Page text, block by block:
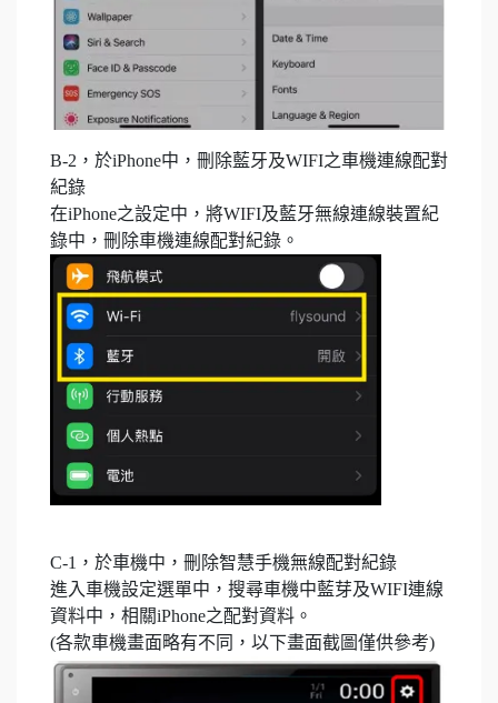
B-2，於iPhone中，刪除藍牙及WIFI之車機連線配對
紀錄
在iPhone之設定中，將WIFI及藍牙無線連線裝置紀
錄中，刪除車機連線配對紀錄。
C-1，於車機中，刪除智慧手機無線配對紀錄
進入車機設定選單中，搜尋車機中藍芽及WIFI連線
資料中，相關iPhone之配對資料。
(各款車機畫面略有不同，以下畫面截圖僅供參考)